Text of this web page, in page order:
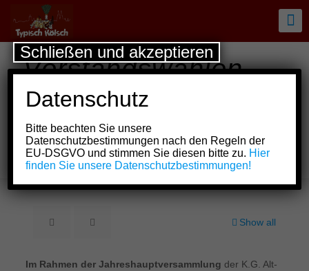
Vorstandswahlen
bei Alt-Severin mit
den Winzern und
Winzerinnen vun d‘r
Bottmüll
Show all
Im Rahmen der Jahreshauptversammlung der K.G. Alt-
Datenschutz
Bitte beachten Sie unsere
Datenschutzbestimmungen nach den Regeln der
EU-DSGVO und stimmen Sie diesen bitte zu. Hier
finden Sie unsere Datenschutzbestimmungen!
Schließen und akzeptieren